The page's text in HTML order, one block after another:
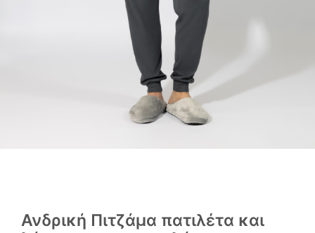
Ανδρική Πιτζάμα πατιλέτα και